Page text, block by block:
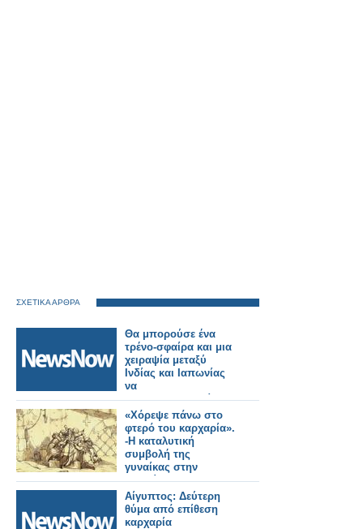
ΣΧΕΤΙΚΑ ΑΡΘΡΑ
Θα μπορούσε ένα
τρένο-σφαίρα και μια
χειραψία μεταξύ
Ινδίας και Ιαπωνίας
να
επαναπροσδιορίσουν
το μέλλον των
ταξιδιών και της
φιλίας;
«Χόρεψε πάνω στο
φτερό του καρχαρία».
-Η καταλυτική
συμβολή της
γυναίκας στην
ιστορία και τον
πολιτισμό,
διαχρονικά
Αίγυπτος: Δεύτερη
θύμα από επίθεση
καρχαρία